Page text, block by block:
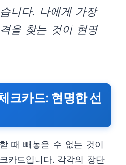
니다. 나에게 가장
격을 찾는 것이 현명
크카드: 현명한 선
때 빼놓을 수 없는 것이
카드입니다. 각각의 장단